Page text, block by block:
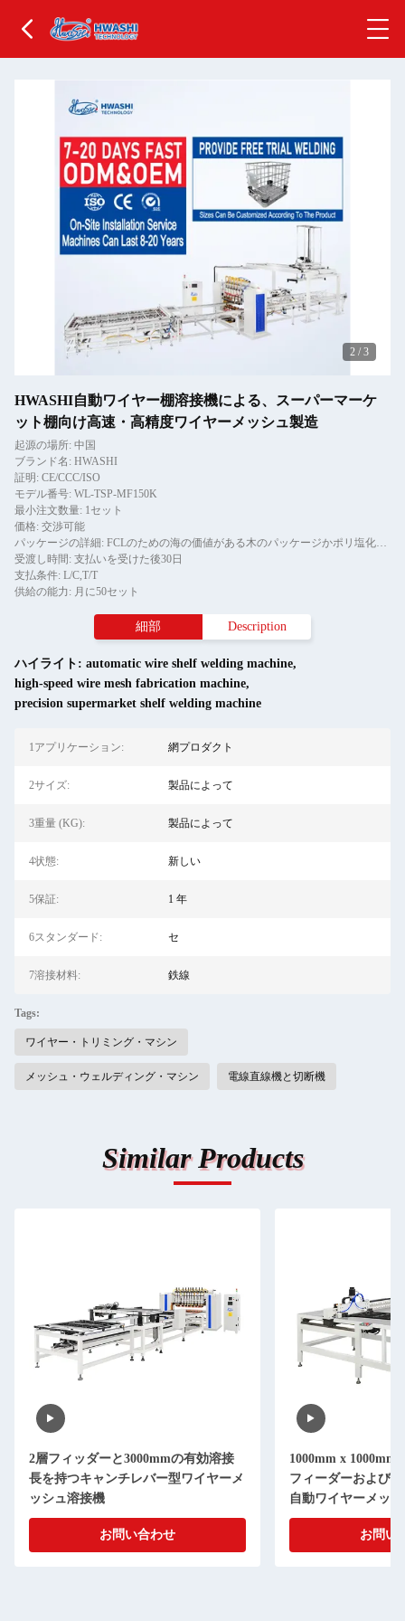
2 / 3
HWASHI自動ワイヤー棚溶接機による、スーパーマーケ
ット棚向け高速・高精度ワイヤーメッシュ製造
起源の場所: 中国
ブランド名: HWASHI
証明: CE/CCC/ISO
モデル番号: WL-TSP-MF150K
最小注文数量: 1セット
価格: 交渉可能
パッケージの詳細: FCLのための海の価値がある木のパッケージかポリ塩化ビニールのフィルム
受渡し時間: 支払いを受けた後30日
支払条件: L/C,T/T
供給の能力: 月に50セット
細部 Description
ハイライト: automatic wire shelf welding machine,
high-speed wire mesh fabrication machine,
precision supermarket shelf welding machine
1アプリケーション: 網プロダクト
2サイズ: 製品によって
3重量 (KG): 製品によって
4状態: 新しい
5保証: 1 年
6スタンダード: セ
7溶接材料: 鉄線
Tags:
ワイヤー・トリミング・マシン
メッシュ・ウェルディング・マシン 電線直線機と切断機
Similar Products
2層フィッダーと3000mmの有効溶接
長を持つキャンチレバー型ワイヤーメ
ッシュ溶接機
お問い合わせ
1000mm x 1000mm
フィーダーおよび
自動ワイヤーメッ
お問い